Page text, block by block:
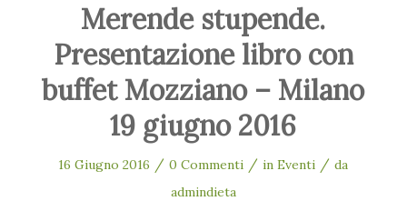
Merende stupende.
Presentazione libro con
buffet Mozziano – Milano
19 giugno 2016
16 Giugno 2016 / 0 Commenti / inEventi / da
admindieta